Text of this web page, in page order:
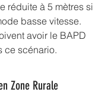
réduite à 5 mètres si
basse vitesse.
avoir le BAPD
ce scénario.
Zone Rurale